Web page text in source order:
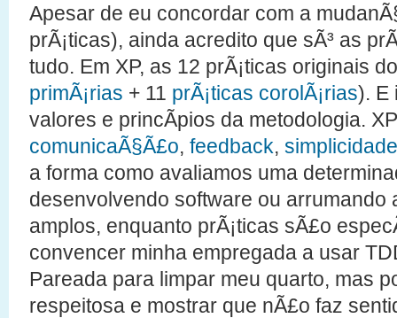
Apesar de eu concordar com a
prÃ¡ticas), ainda acredito que sÃ³ as
tudo. Em XP, as 12 prÃ¡ticas originais
primÃ¡rias + 11 prÃ¡ticas corolÃ¡rias). E
valores e princÃ­pios da metodologia.
comunicaÃ§Ã£o, feedback, simplicidade
a forma como avaliamos uma
desenvolvendo software ou arrumando
amplos, enquanto prÃ¡ticas sÃ£o
convencer minha empregada a usar
Pareada para limpar meu quarto, mas
respeitosa e mostrar que nÃ£o faz